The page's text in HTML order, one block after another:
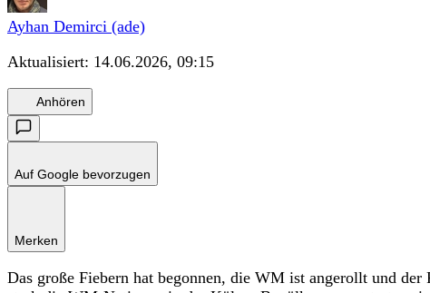
Ayhan Demirci (ade)
Aktualisiert: 14.06.2026, 09:15
Anhören
Auf Google bevorzugen
Merken
Das große Fiebern hat begonnen, die WM ist angerollt und